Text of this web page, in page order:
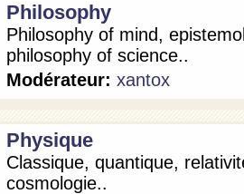
Philosophy
Philosophy of mind,
philosophy of science..
Modérateur: xantox
Physique
Classique, quantique,
cosmologie..